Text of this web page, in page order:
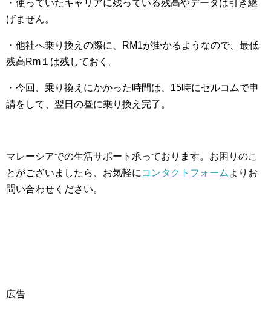
・使っていたキャリアに残っている残高やデータは引き継
げません。
・他社へ乗り換えの際に、RM1が掛かるようなので、最低
残高Rm１は残しておく。
・今回、乗り換えにかかった時間は、15時にセルコムで申
請をして、翌日の昼に乗り換え完了。
マレーシアでの生活サポート承っております。お困りのこ
とがございましたら、お気軽に コンタクトフォーム よりお
問い合わせください。
広告